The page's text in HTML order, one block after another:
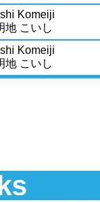
Komeiji
地 こいし
Komeiji
地 こいし